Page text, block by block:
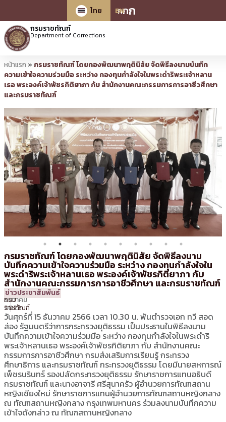
กกก
ไทย
EN
กรมราชทัณฑ์
Department of Corrections
หน้าแรก » กรมราชทัณฑ์ โดยกองพัฒนาพฤตินิสัย จัดพิธีลงนามบันทึก
ความเข้าใจความร่วมมือ ระหว่าง กองทุนกำลังใจในพระดำริพระเจ้าหลาน
เธอ พระองค์เจ้าพัชรกิติยาภา กับ สำนักงานคณะกรรมการการอาชีวศึกษา
และกรมราชทัณฑ์
กรมราชทัณฑ์ โดยกองพัฒนาพฤตินิสัย จัดพิธีลงนาม
บันทึกความเข้าใจความร่วมมือ ระหว่าง กองทุนกำลังใจใน
พระดำริพระเจ้าหลานเธอ พระองค์เจ้าพัชรกิติยาภา กับ
สำนักงานคณะกรรมการการอาชีวศึกษา และกรมราชทัณฑ์
15
ธันวาคม
2023
16:22 น.
โดย
ประชาสัมพันธ์
กรม
ราชทัณฑ์
ข่าวประชาสัมพันธ์
วันศุกร์ที่ 15 ธันวาคม 2566 เวลา 10.30 น. พันตำรวจเอก ทวี สอด
ส่อง รัฐมนตรีว่าการกระทรวงยุติธรรม เป็นประธานในพิธีลงนาม
บันทึกความเข้าใจความร่วมมือ ระหว่าง กองทุนกำลังใจในพระดำริ
พระเจ้าหลานเธอ พระองค์เจ้าพัชรกิติยาภา กับ สำนักงานคณะ
กรรมการการอาชีวศึกษา กรมส่งเสริมการเรียนรู้ กระทรวง
ศึกษาธิการ และกรมราชทัณฑ์ กระทรวงยุติธรรม โดยมีนายสหการณ์
เพ็ชรนรินทร์ รองปลัดกระทรวงยุติธรรม รักษาราชการแทนอธิบดี
กรมราชทัณฑ์ และนางอาจารี ศรีสุนาครัว ผู้อำนวยการทัณฑสถาน
หญิงเชียงใหม่ รักษาราชการแทนผู้อำนวยการทัณฑสถานหญิงกลาง
ณ ทัณฑสถานหญิงกลาง กรุงเทพมหานคร ร่วมลงนามบันทึกความ
เข้าใจดังกล่าว ณ ทัณฑสถานหญิงกลาง